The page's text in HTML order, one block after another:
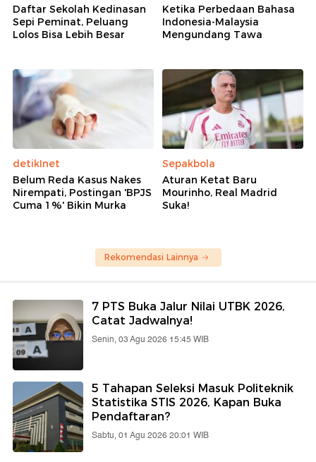
Daftar Sekolah Kedinasan
Sepi Peminat, Peluang
Lolos Bisa Lebih Besar
Ketika Perbedaan Bahasa
Indonesia-Malaysia
Mengundang Tawa
detikInet
Belum Reda Kasus Nakes
Nirempati, Postingan 'BPJS
Cuma 1%' Bikin Murka
Sepakbola
Aturan Ketat Baru
Mourinho, Real Madrid
Suka!
Rekomendasi Lainnya
7 PTS Buka Jalur Nilai UTBK 2026,
Catat Jadwalnya!
Senin, 03 Agu 2026 15:45 WIB
5 Tahapan Seleksi Masuk Politeknik
Statistika STIS 2026, Kapan Buka
Pendaftaran?
Sabtu, 01 Agu 2026 20:01 WIB